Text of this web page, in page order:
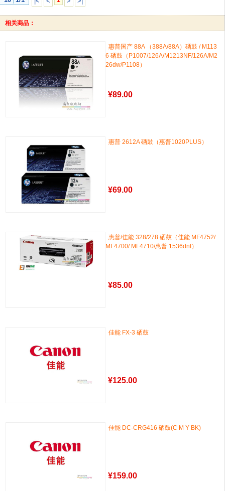
相关商品：
惠普国产 88A （388A/88A）硒鼓 / M113
6 硒鼓（P1007/126A/M1213NF/126A/M2
26dw/P1108）
¥89.00
惠普 2612A 硒鼓（惠普1020PLUS）
¥69.00
惠普/佳能 328/278 硒鼓（佳能 MF4752/
MF4700/ MF4710/惠普 1536dnf）
¥85.00
佳能 FX-3 硒鼓
¥125.00
佳能 DC-CRG416 硒鼓(C M Y BK)
¥159.00